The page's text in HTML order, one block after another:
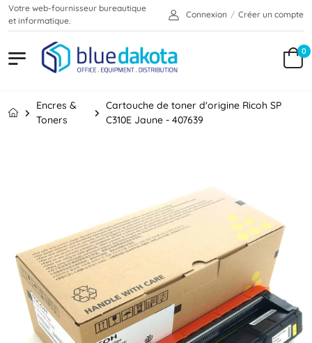
Votre web-fournisseur bureautique
et informatique.
Connexion / Créer un compte
0
Encres &
Toners
Cartouche de toner d'origine Ricoh SP
C310E Jaune - 407639